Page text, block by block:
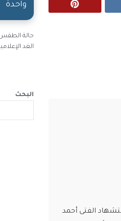
الفتى أحمد
واحدة
حالة
الغد
البحث